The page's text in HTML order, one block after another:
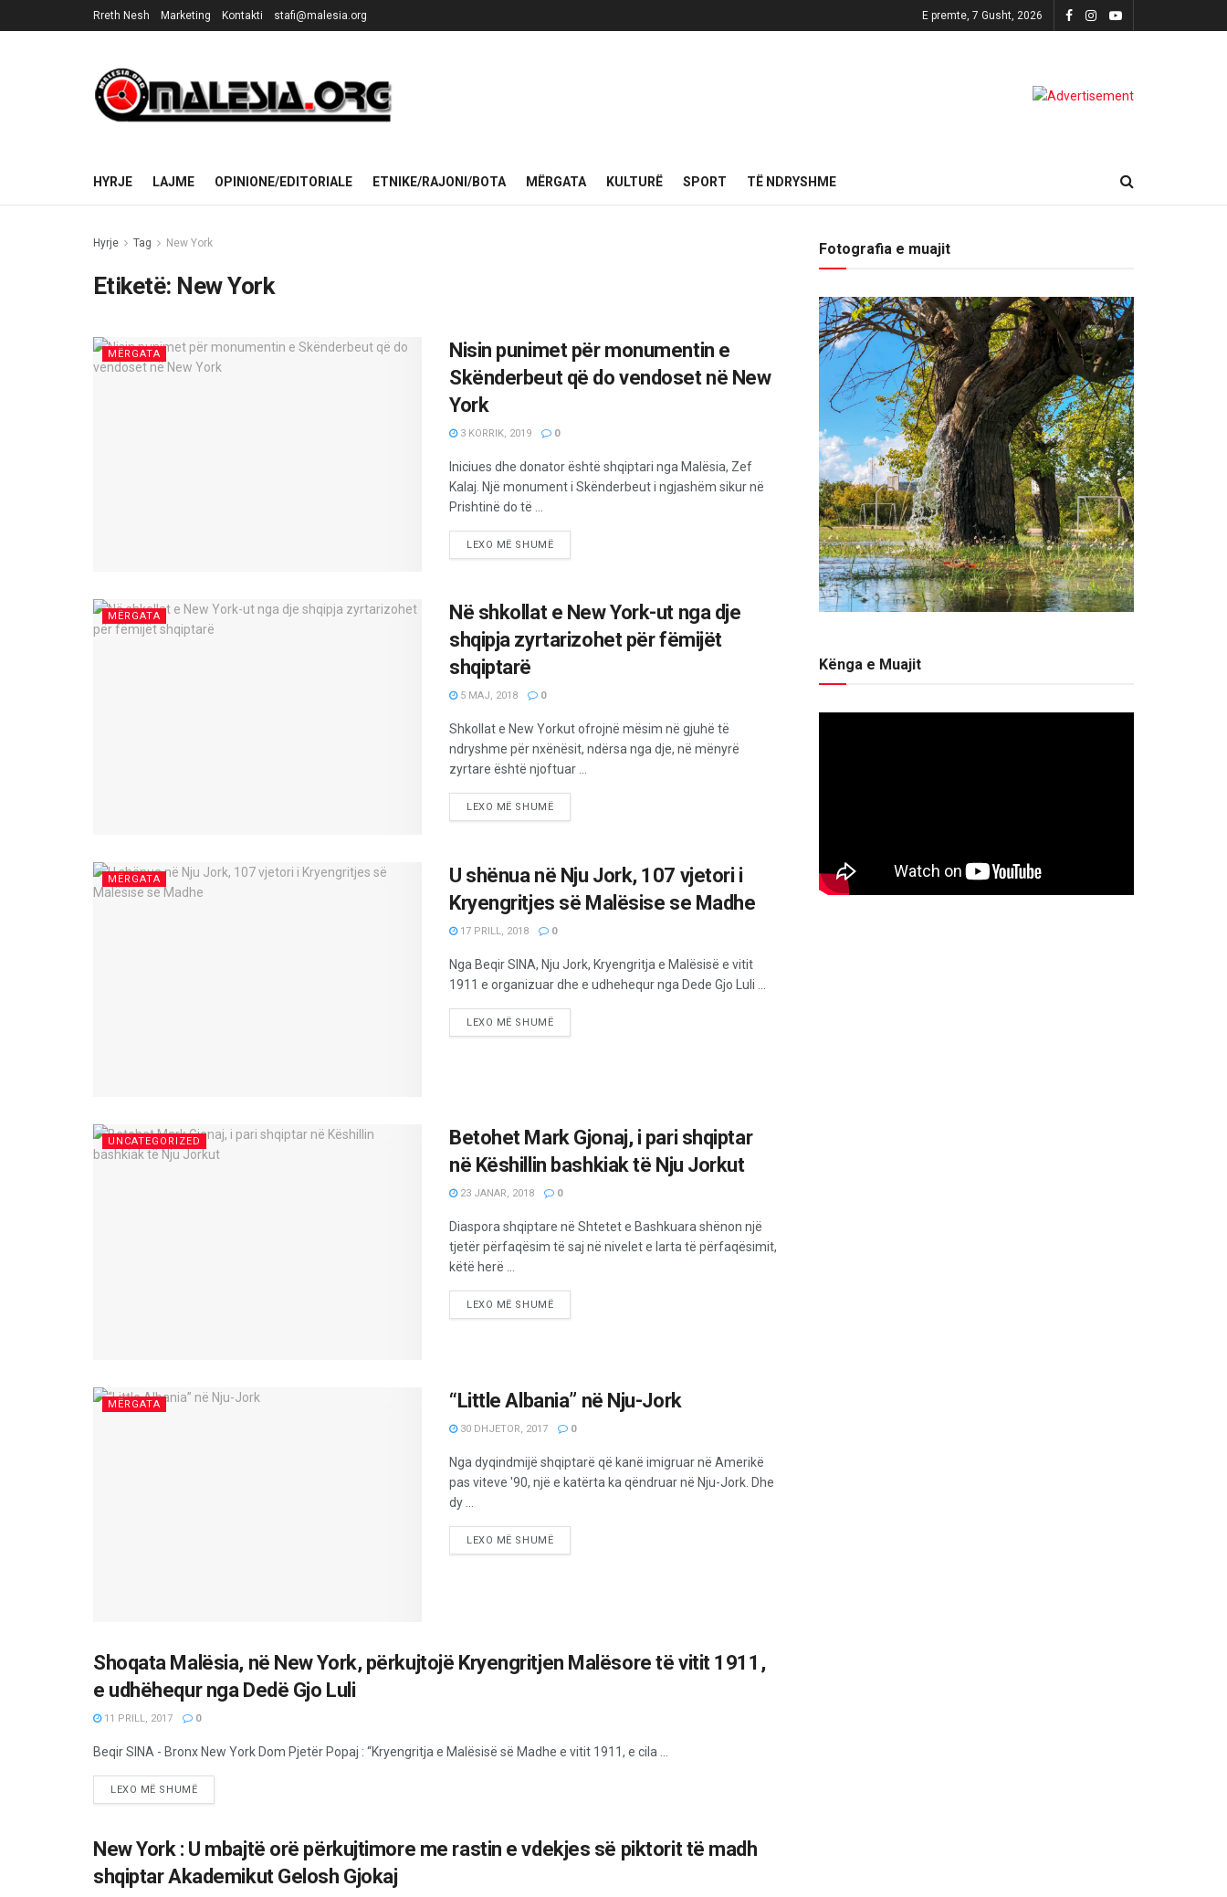
Rreth Nesh Marketing Kontakti stafi@malesia.org E premte, 7 Gusht, 2026
HYRJE LAJME OPINIONE/EDITORIALE ETNIKE/RAJONI/BOTA MËRGATA KULTURË SPORT TË NDRYSHME
Hyrje Tag New York
Etiketë: New York
MËRGATA
Nisin punimet për monumentin e
Skënderbeut që do vendoset në New
York
3 KORRIK, 2019 0
Iniciues dhe donator është shqiptari nga Malësia, Zef
Kalaj. Një monument i Skënderbeut i ngjashëm sikur në
Prishtinë do të ...
LEXO MË SHUMË
MËRGATA
Në shkollat e New York-ut nga dje
shqipja zyrtarizohet për fëmijët
shqiptarë
5 MAJ, 2018 0
Shkollat e New Yorkut ofrojnë mësim në gjuhë të
ndryshme për nxënësit, ndërsa nga dje, në mënyrë
zyrtare është njoftuar ...
LEXO MË SHUMË
MËRGATA
U shënua në Nju Jork, 107 vjetori i
Kryengritjes së Malësise se Madhe
17 PRILL, 2018 0
Nga Beqir SINA, Nju Jork, Kryengritja e Malësisë e vitit
1911 e organizuar dhe e udhehequr nga Dede Gjo Luli ...
LEXO MË SHUMË
UNCATEGORIZED
Betohet Mark Gjonaj, i pari shqiptar
në Këshillin bashkiak të Nju Jorkut
23 JANAR, 2018 0
Diaspora shqiptare në Shtetet e Bashkuara shënon një
tjetër përfaqësim të saj në nivelet e larta të përfaqësimit,
këtë herë ...
LEXO MË SHUMË
MËRGATA “Little Albania” në Nju-Jork
30 DHJETOR, 2017 0
Nga dyqindmijë shqiptarë që kanë imigruar në Amerikë
pas viteve '90, një e katërta ka qëndruar në Nju-Jork. Dhe
dy ...
LEXO MË SHUMË
MËRGATA
Shoqata Malësia, në New York, përkujtojë Kryengritjen Malësore të vitit 1911,
e udhëhequr nga Dedë Gjo Luli
11 PRILL, 2017 0
Beqir SINA - Bronx New York Dom Pjetër Popaj : “Kryengritja e Malësisë së Madhe e vitit 1911, e cila ...
LEXO MË SHUMË
MËRGATA
New York : U mbajtë orë përkujtimore me rastin e vdekjes së piktorit të madh
shqiptar Akademikut Gelosh Gjokaj
Fotografia e muajit
Kënga e Muajit